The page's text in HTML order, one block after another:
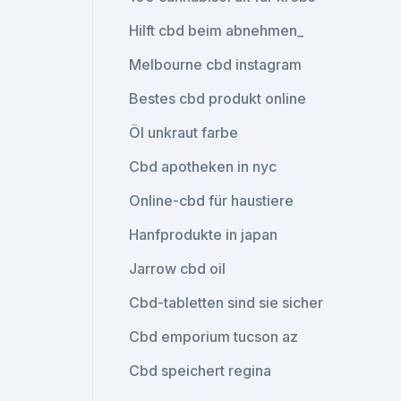
Hilft cbd beim abnehmen_
Melbourne cbd instagram
Bestes cbd produkt online
Öl unkraut farbe
Cbd apotheken in nyc
Online-cbd für haustiere
Hanfprodukte in japan
Jarrow cbd oil
Cbd-tabletten sind sie sicher
Cbd emporium tucson az
Cbd speichert regina